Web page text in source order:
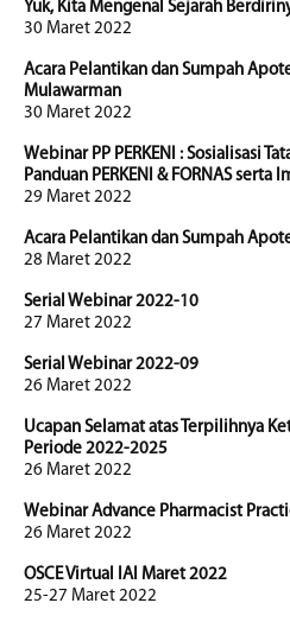
Yuk, Kita Mengenal Sejarah
30 Maret 2022
Acara Pelantikan dan Sumpah
Mulawarman
30 Maret 2022
Webinar PP PERKENI : Sosialisasi
Panduan PERKENI & FORNAS
29 Maret 2022
Acara Pelantikan dan Sumpah
28 Maret 2022
Serial Webinar 2022-10
27 Maret 2022
Serial Webinar 2022-09
26 Maret 2022
Ucapan Selamat atas Terpilihnya
Periode 2022-2025
26 Maret 2022
Webinar Advance Pharmacist
26 Maret 2022
OSCE Virtual IAI Maret 2022
25-27 Maret 2022